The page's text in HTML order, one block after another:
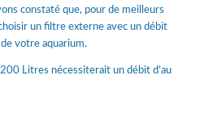
constaté que, pour de meilleurs
un filtre externe avec un débit
votre aquarium.
Litres nécessiterait un débit d’au